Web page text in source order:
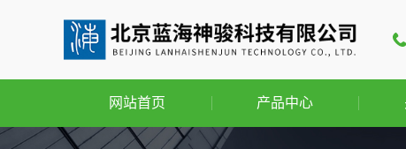
网站首页 产品中心